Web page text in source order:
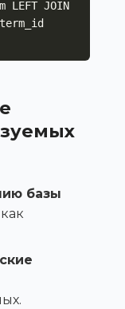
LEFT JOIN
базы